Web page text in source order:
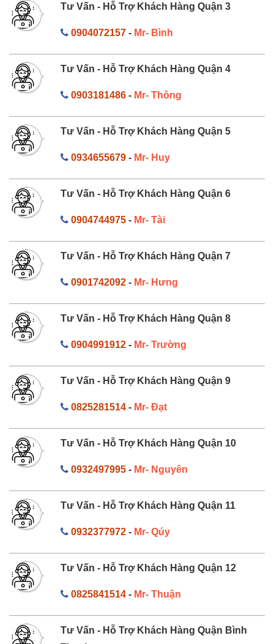
Tư Vấn - Hỗ Trợ Khách Hàng Quận 3
0904072157- Mr- Bình
Tư Vấn - Hỗ Trợ Khách Hàng Quận 4
0903181486- Mr- Thông
Tư Vấn - Hỗ Trợ Khách Hàng Quận 5
0934655679- Mr- Huy
Tư Vấn - Hỗ Trợ Khách Hàng Quận 6
0904744975- Mr- Tài
Tư Vấn - Hỗ Trợ Khách Hàng Quận 7
0901742092- Mr- Hưng
Tư Vấn - Hỗ Trợ Khách Hàng Quận 8
0904991912- Mr- Trường
Tư Vấn - Hỗ Trợ Khách Hàng Quận 9
0825281514- Mr- Đạt
Tư Vấn - Hỗ Trợ Khách Hàng Quận 10
0932497995- Mr- Nguyên
Tư Vấn - Hỗ Trợ Khách Hàng Quận 11
0932377972- Mr- Qúy
Tư Vấn - Hỗ Trợ Khách Hàng Quận 12
0825841514- Mr- Thuận
Tư Vấn - Hỗ Trợ Khách Hàng Quận Bình